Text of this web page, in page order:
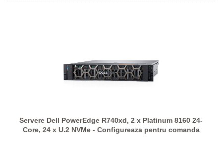
Servere Dell PowerEdge R740xd, 2 x Platinum 8160 24-
Core, 24 x U.2 NVMe - Configureaza pentru comanda